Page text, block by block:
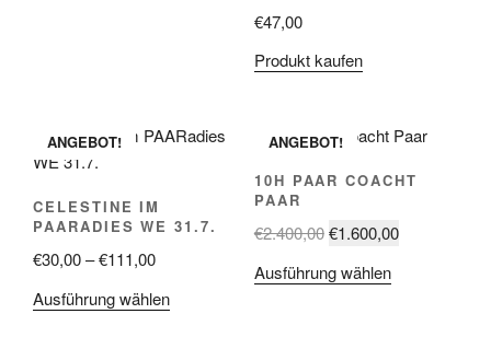
Die
der
werden
€47,00
Produkt kaufen
ANGEBOT!
CELESTINE IM
PAARADIES WE 31.7.
€30,00–€111,00Preisspanne:
bis
Ausführung wählenDieses
ANGEBOT!
10H PAAR COACHT
PAAR
€2.400,00 Ursprünglicher
war:
€1.600,00Aktueller
Ausführung wählenDieses